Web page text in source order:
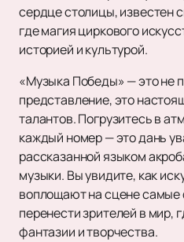
сердце столицы, известен
где магия циркового
историей и культурой.
«Музыка Победы» — это не
представление, это
талантов. Погрузитесь в
каждый номер — это дань
рассказанной языком
музыки. Вы увидите, как
воплощают на сцене самые
перенести зрителей в мир,
фантазии и творчества.